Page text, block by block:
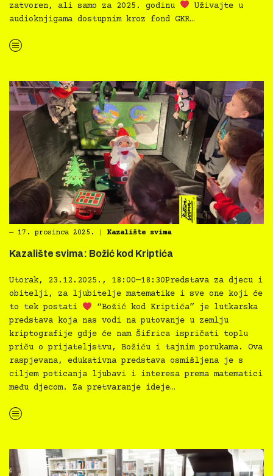
zatvoren, ali samo za 2025. godinu
Uživajte u
audioknjigama dostupnim kroz fond GKR…
“Knjiga svima 2025 — predstavljanje inkluzivnih verzija knjiga Kora i začarani izvor i Kaleidoskop”
― 17. prosinca 2025. Kazalište svima
Kazalište svima: Božić kod Kriptića
Utorak, 23.12.2025., 18:00—18:30Predstava za djecu i
obitelji, za ljubitelje matematike i sve one koji će
to tek postati
“Božić kod Kriptića” je lutkarska
predstava koja nas vodi na putovanje u zemlju
kriptografije gdje će nam Šifrica ispričati toplu
priču o prijateljstvu, Božiću i tajnim porukama. Ova
raspjevana, edukativna predstava osmišljena je s
ciljem poticanja ljubavi i interesa prema matematici
među djecom. Za pretvaranje ideje…
“Kazalište svima: Božić kod Kriptića”